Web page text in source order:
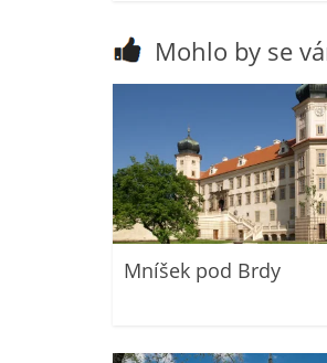
Mohlo by se
Mníšek pod Brdy